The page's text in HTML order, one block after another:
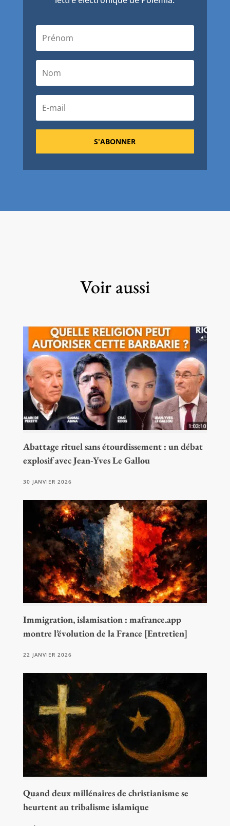
S'ABONNER
Voir aussi
Abattage rituel sans étourdissement : un débat
explosif avec Jean-Yves Le Gallou
30 JANVIER 2026
Immigration, islamisation : mafrance.app
montre l’évolution de la France [Entretien]
22 JANVIER 2026
Quand deux millénaires de christianisme se
heurtent au tribalisme islamique